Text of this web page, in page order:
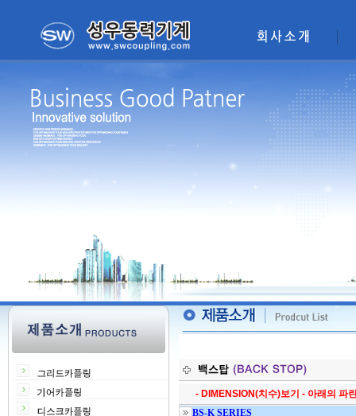
- DIMENSION(치수)보기 - 아래의 파
BS-K SERIES